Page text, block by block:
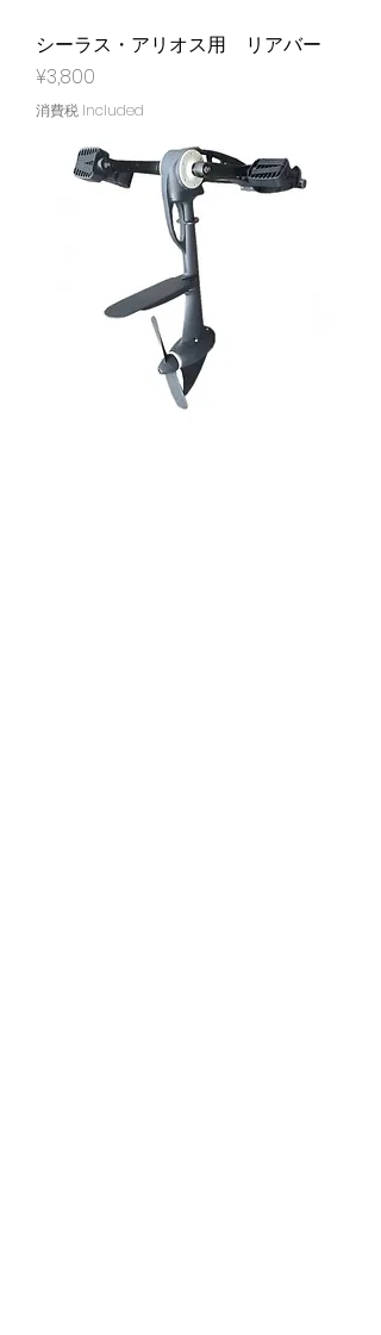
シーラス・アリオス用 リアバー
Price
¥3,800
消費税 Included